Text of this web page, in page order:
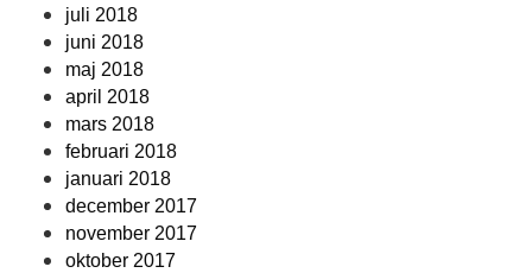
juli 2018
juni 2018
maj 2018
april 2018
mars 2018
februari 2018
januari 2018
december 2017
november 2017
oktober 2017